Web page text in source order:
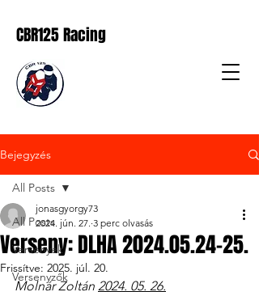
CBR125 Racing
Bejegyzés
All Posts
Versenyek
Versenyzők
All Posts
Verseny: DLHA 2024.05.24-25.
jonasgyorgy73
2024. jún. 27. 3 perc olvasás
Frissítve: 2025. júl. 20.
Molnár Zoltán 2024. 05. 26.